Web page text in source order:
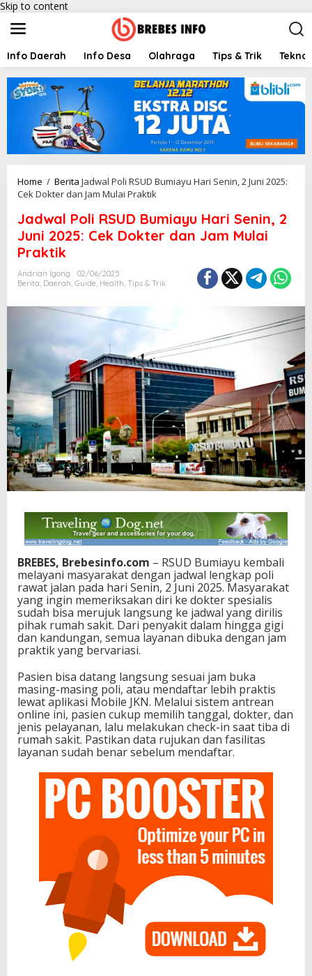
Skip to content
Info Daerah Info Desa Olahraga Tips & Trik
Home / Berita Jadwal Poli RSUD Bumiayu Hari Senin, 2 Juni 2025:
Cek Dokter dan Jam Mulai Praktik
Jadwal Poli RSUD Bumiayu Hari Senin, 2
Juni 2025: Cek Dokter dan Jam Mulai
Praktik
Andrian Igong
02/06/2025
Berita, Daerah, Guide, Health, Tips & Trik
BREBES, Brebesinfo.com – RSUD Bumiayu kembali
melayani masyarakat dengan jadwal lengkap poli
rawat jalan pada hari Senin, 2 Juni 2025. Masyarakat
yang ingin memeriksakan diri ke dokter spesialis
sudah bisa merujuk langsung ke jadwal yang dirilis
pihak rumah sakit. Dari penyakit dalam hingga gigi
dan kandungan, semua layanan dibuka dengan jam
praktik yang bervariasi.
Pasien bisa datang langsung sesuai jam buka
masing-masing poli, atau mendaftar lebih praktis
lewat aplikasi Mobile JKN. Melalui sistem antrean
online ini, pasien cukup memilih tanggal, dokter, dan
jenis pelayanan, lalu melakukan check-in saat tiba di
rumah sakit. Pastikan data rujukan dan fasilitas
layanan sudah benar sebelum mendaftar.